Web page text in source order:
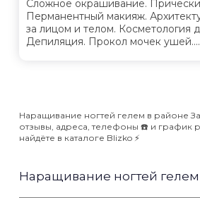
Сложное окрашивание.
Перманентный макияж.
за лицом и телом. Косметология
Депиляция. Прокол мочек ушей....
Наращивание ногтей гелем в районе
отзывы, адреса, телефоны ☎️ и график
найдёте в каталоге Blizko ⚡️
Наращивание ногтей